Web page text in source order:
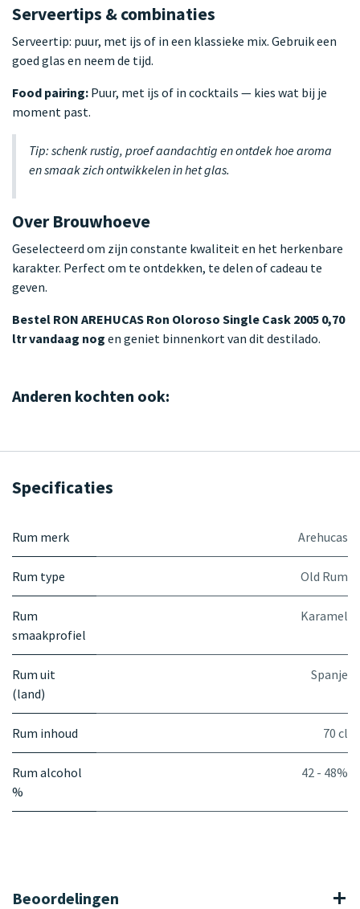
Serveertips & combinaties
Serveertip: puur, met ijs of in een klassieke mix. Gebruik een
goed glas en neem de tijd.
Food pairing: Puur, met ijs of in cocktails — kies wat bij je
moment past.
Tip: schenk rustig, proef aandachtig en ontdek hoe aroma
en smaak zich ontwikkelen in het glas.
Over Brouwhoeve
Geselecteerd om zijn constante kwaliteit en het herkenbare
karakter. Perfect om te ontdekken, te delen of cadeau te
geven.
Bestel RON AREHUCAS Ron Oloroso Single Cask 2005 0,70
ltr vandaag nog en geniet binnenkort van dit destilado.
Anderen kochten ook:
Specificaties
Rum merk Arehucas
Rum type Old Rum
Rum
smaakprofiel
Karamel
Rum uit
(land)
Spanje
Rum inhoud 70 cl
Rum alcohol
%
42 - 48%
Beoordelingen